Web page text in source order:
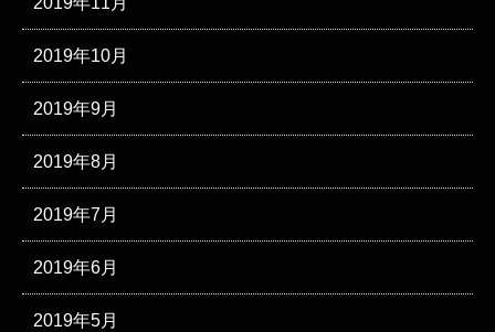
2019年10月
2019年9月
2019年8月
2019年7月
2019年6月
2019年5月